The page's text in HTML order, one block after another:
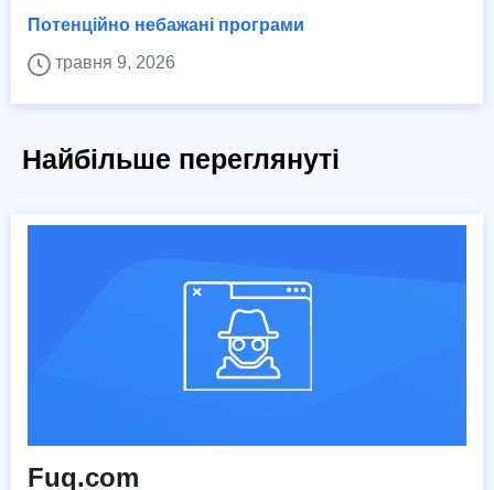
Потенційно небажані програми
травня 9, 2026
Найбільше переглянуті
Fuq.com